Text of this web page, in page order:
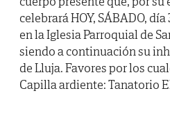
celebrará HOY, SÁBADO,
en la Iglesia Parroquial de
siendo a continuación su
de Lluja. Favores por los
Capilla ardiente: Tanatorio